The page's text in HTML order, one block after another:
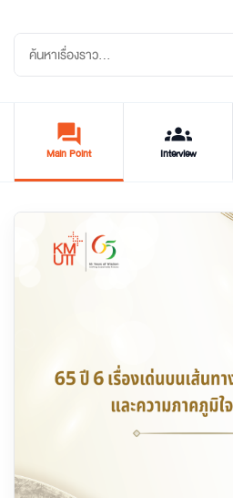
forum
Main Point
groups
Interview